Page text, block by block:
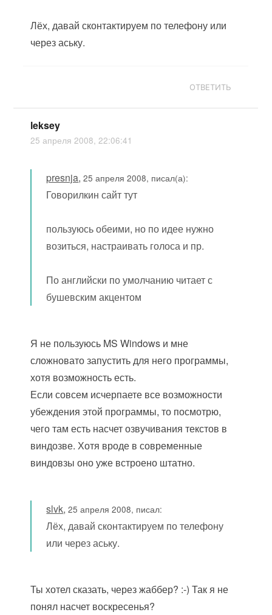
Лёх, давай сконтактируем по телефону или
через аську.
ОТВЕТИТЬ
leksey
25 апреля 2008, 22:06:41
presnja,25 апреля 2008, писал(а):
Говорилкин сайт тут
пользуюсь обеими, но по идее нужно
возиться, настраивать голоса и пр.
По английски по умолчанию читает с
бушевским акцентом
Я не пользуюсь MS Windows и мне
сложновато запустить для него программы,
хотя возможность есть.
Если совсем исчерпаете все возможности
убеждения этой программы, то посмотрю,
чего там есть насчет озвучивания текстов в
виндозве. Хотя вроде в современные
виндовзы оно уже встроено штатно.
slvk,25 апреля 2008, писал:
Лёх, давай сконтактируем по телефону
или через аську.
Ты хотел сказать, через жаббер? :-) Так я не
понял насчет воскресенья?